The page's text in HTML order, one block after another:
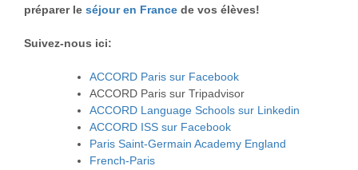
préparer le séjour en France de vos élèves!
Suivez-nous ici:
ACCORD Paris sur Facebook
ACCORD Paris sur Tripadvisor
ACCORD Language Schools sur Linkedin
ACCORD ISS sur Facebook
Paris Saint-Germain Academy England
French-Paris